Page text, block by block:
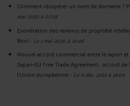
Comment récupérer un nom de domaine ?
mai 2020 à 07:38
Exonération des revenus de propriété
Box)- Le 1 mai 2020 à 10:48
Nouvel accord commercial entre le Japon et
(Japan-EU Free Trade Agreement : accord
l'Union européenne)- Le 9 déc. 2019 à 18:09